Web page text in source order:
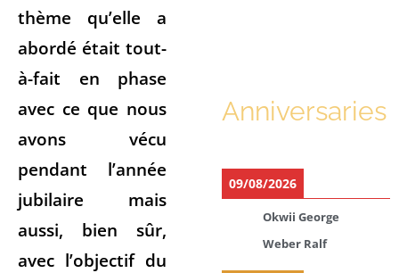
thème qu’elle a
abordé était tout-
à-fait en phase
avec ce que nous
avons vécu
pendant l’année
jubilaire mais
aussi, bien sûr,
avec l’objectif du
Anniversaries
09/08/2026
Okwii George
Weber Ralf